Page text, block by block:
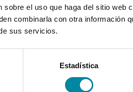
el uso que haga del sitio web
combinarla con otra información
sus servicios.
Estadística